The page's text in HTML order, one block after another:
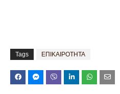
Tags ΕΠΙΚΑΙΡΟΤΗΤΑ